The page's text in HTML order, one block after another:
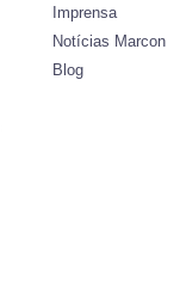
Imprensa
Notícias Marcon
Blog